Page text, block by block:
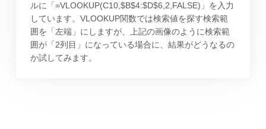
ルに「=VLOOKUP(C10,$B$4:$D$6,2,FALSE)」を入力
しています。VLOOKUP関数では検索値を探す検索範
囲を「左端」にしますが、上記の画像のように検索範
囲が「2列目」になっている場合に、結果がどうなるの
か試してみます。